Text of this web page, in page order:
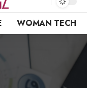
WOMAN TECH